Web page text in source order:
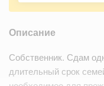
Описание
Собственник. Сдам
длительный срок